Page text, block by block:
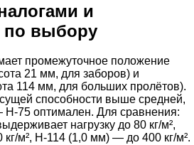
и
по выбору
промежуточное положение
21 мм, для заборов) и
114 мм, для больших пролётов).
способности выше средней,
75 оптимален. Для сравнения:
нагрузку до 80 кг/м²,
м², Н-114 (1,0 мм) — до 400 кг/м².